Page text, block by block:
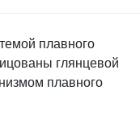
плавного
глянцевой
плавного